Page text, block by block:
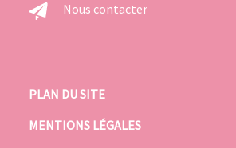
Nous contacter
PLAN DU SITE
MENTIONS LÉGALES